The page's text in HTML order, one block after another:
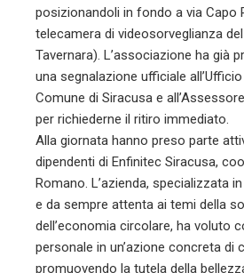
posizionandoli in fondo a via Capo
telecamera di videosorveglianza
Tavernara). L’associazione ha già
una segnalazione ufficiale
Comune di Siracusa e
per richiederne il ritiro immediato.
Alla giornata hanno preso parte
dipendenti di Enfinitec Siracusa,
Romano. L’azienda, specializzata
e da sempre attenta ai temi della
dell’economia circolare, ha voluto
personale in un’azione concreta di
promuovendo la tutela della